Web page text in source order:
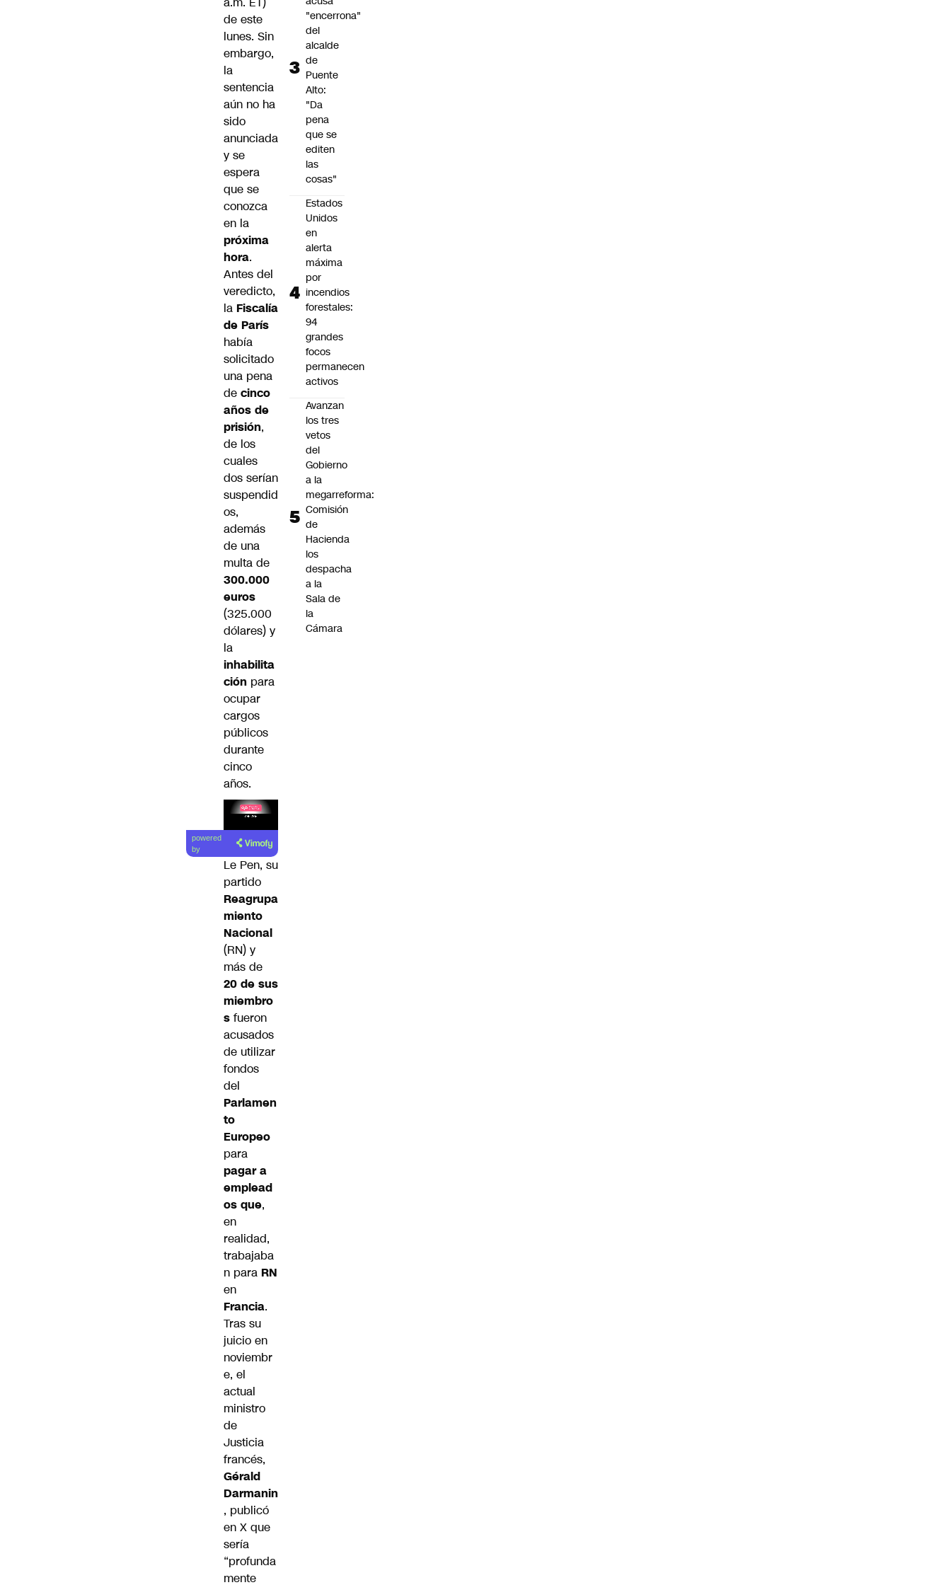
de este
lunes. Sin
embargo,
la
sentencia
aún no ha
sido
anunciada
y se
espera
que se
conozca
en la
próxima
hora.
Antes del
veredicto,
la Fiscalía
de París
había
solicitado
una pena
de cinco
años de
prisión,
de los
cuales
dos serían
suspendid
os,
además
de una
multa de
300.000
euros
(325.000
dólares) y
la
inhabilita
ción para
ocupar
cargos
públicos
durante
cinco
años.
Lea el
artículo
powered
by
Le Pen, su
partido
Reagrupa
miento
Nacional
(RN) y
más de
20 de sus
miembro
s fueron
acusados
de utilizar
fondos
del
Parlamen
to
Europeo
para
pagar a
emplead
os que,
en
realidad,
trabajaba
n para RN
en
Francia.
Tras su
juicio en
noviembr
e, el
actual
ministro
de
Justicia
francés,
Gérald
Darmanin
, publicó
en X que
sería
“profunda
mente
"encerrona"
del
alcalde
de
Puente
Alto:
"Da
pena
que se
editen
las
cosas"
Estados
Unidos
en
alerta
máxima
por
incendios
forestales:
94
grandes
focos
permanecen
activos
Avanzan
los tres
vetos
del
Gobierno
a la
megarreforma:
Comisión
de
Hacienda
los
despacha
a la
Sala de
la
Cámara